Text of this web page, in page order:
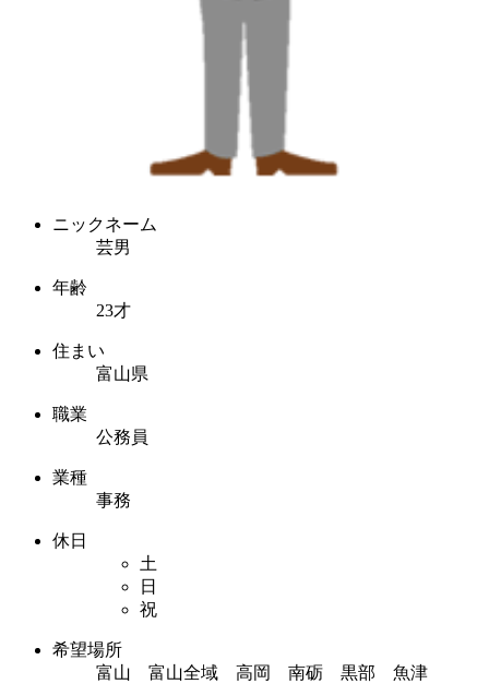
ニックネーム
芸男
年齢
23才
住まい
富山県
職業
公務員
業種
事務
休日
土
日
祝
希望場所
富山 富山全域 高岡 南砺 黒部 魚津